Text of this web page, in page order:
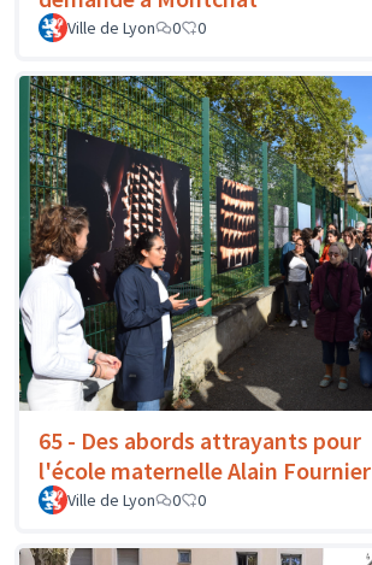
Ville de Lyon 0 0
65 - Des abords attrayants pour
l'école maternelle Alain Fournier
Ville de Lyon 0 0